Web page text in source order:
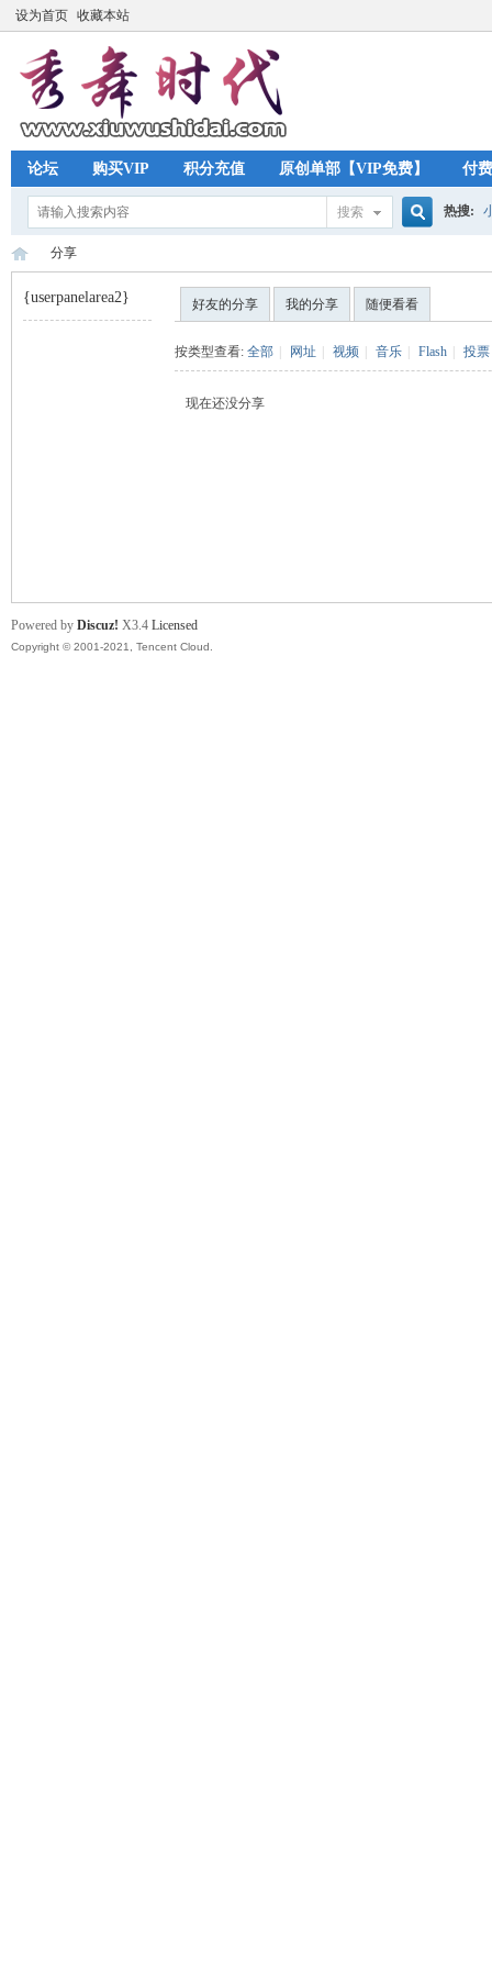
设为首页 收藏本站
论坛 购买VIP 积分充值 原创单部【VIP免费】 付
搜索 热搜:
分享
{userpanelarea2} 好友的分享 我的分享 随便看看
按类型查看: 全部 网址 视频 音乐 Flash 投票
现在还没分享
Powered by Discuz! X3.4 Licensed
Copyright © 2001-2021, Tencent Cloud.